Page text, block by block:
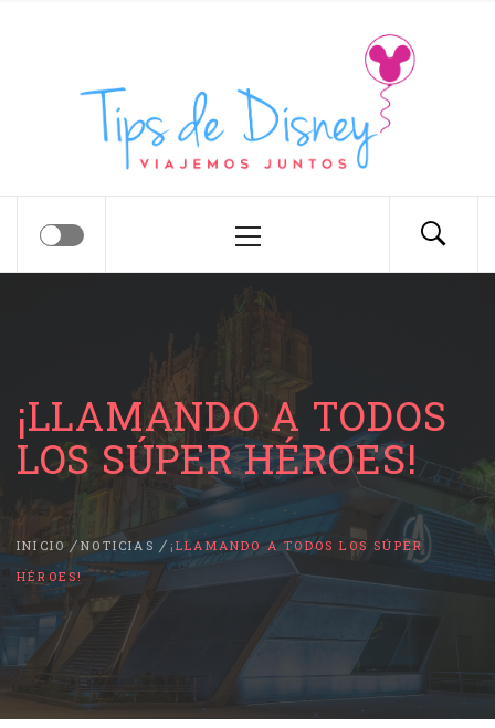
¡LLAMANDO A TODOS
LOS SÚPER HÉROES!
INICIO NOTICIAS
¡LLAMANDO A TODOS LOS SÚPER
HÉROES!